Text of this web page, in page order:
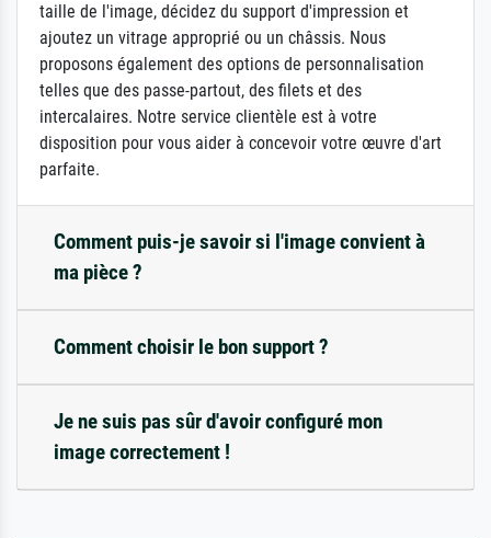
taille de l'image, décidez du support d'impression et
ajoutez un vitrage approprié ou un châssis. Nous
proposons également des options de personnalisation
telles que des passe-partout, des filets et des
intercalaires. Notre service clientèle est à votre
disposition pour vous aider à concevoir votre œuvre d'art
parfaite.
Comment puis-je savoir si l'image convient à
ma pièce ?
Comment choisir le bon support ?
Je ne suis pas sûr d'avoir configuré mon
image correctement !